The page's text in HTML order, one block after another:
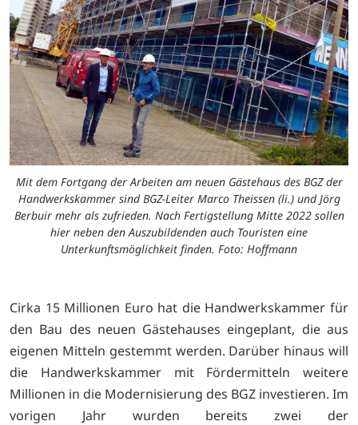
Mit dem Fortgang der Arbeiten am neuen Gästehaus des BGZ der
Handwerkskammer sind BGZ-Leiter Marco Theissen (li.) und Jörg
Berbuir mehr als zufrieden. Nach Fertigstellung Mitte 2022 sollen
hier neben den Auszubildenden auch Touristen eine
Unterkunftsmöglichkeit finden. Foto: Hoffmann
Cirka 15 Millionen Euro hat die Handwerkskammer für
den Bau des neuen Gästehauses eingeplant, die aus
eigenen Mitteln gestemmt werden. Darüber hinaus will
die Handwerkskammer mit Fördermitteln weitere
Millionen in die Modernisierung des BGZ investieren. Im
vorigen Jahr wurden bereits zwei der